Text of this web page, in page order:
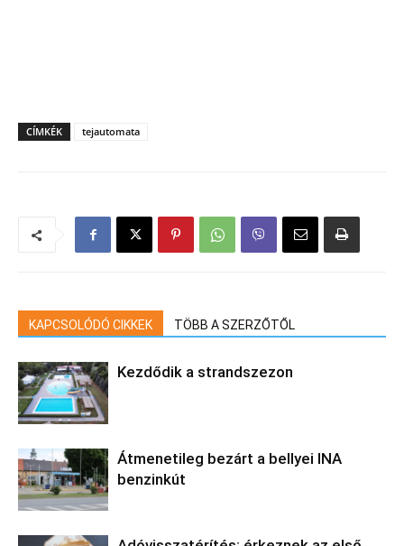
CÍMKÉK tejautomata
KAPCSOLÓDÓ CIKKEK TÖBB A SZERZŐTŐL
Kezdődik a strandszezon
Átmenetileg bezárt a bellyei INA
benzinkút